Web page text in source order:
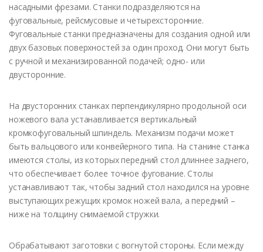
насадными фрезами. Станки подразделяются на
фуговальные, рейсмусовые и четырехсторонние.
Фуговальные станки предназначены для создания одной или
двух базовых поверхностей за один проход. Они могут быть
с ручной и механизированной подачей; одно- или
двусторонние.
На двусторонних станках перпендикулярно продольной оси
ножевого вала устанавливается вертикальный
кромкофуговальный шпиндель. Механизм подачи может
быть вальцового или конвейерного типа. На станине станка
имеются столы, из которых передний стол длиннее заднего,
что обеспечивает более точное фугование. Столы
устанавливают так, чтобы задний стол находился на уровне
выступающих режущих кромок ножей вала, а передний –
ниже на толщину снимаемой стружки.
Обрабатывают заготовки с вогнутой стороны. Если между